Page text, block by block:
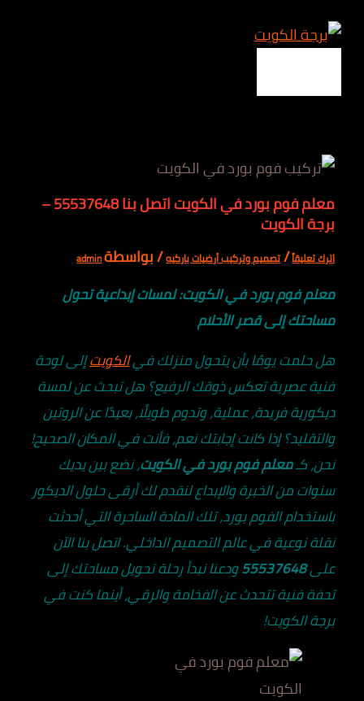
إلى
معلم فوم بورد في الكويت اتصل بنا 55537648 –
برجة الكويت
اترك تعليقاً/تصميم وتركيب أرضيات باركيه/ بواسطةadmin
معلم فوم بورد في الكويت: لمسات إبداعية تحول
مساحتك إلى قصر الأحلام
هل حلمت يومًا بأن يتحول منزلك فيالكويتإلى لوحة
فنية عصرية تعكس ذوقك الرفيع؟ هل تبحث عن لمسة
ديكورية فريدة، عملية، وتدوم طويلًا، بعيدًا عن الروتين
والتقليد؟ إذا كانت إجابتك نعم، فأنت في المكان الصحيح!
نحن، كـمعلم فوم بورد في الكويت، نضع بين يديك
سنوات من الخبرة والإبداع لنقدم لك أرقى حلول الديكور
باستخدام الفوم بورد، تلك المادة الساحرة التي أحدثت
نقلة نوعية في عالم التصميم الداخلي. اتصل بنا الآن
على55537648ودعنا نبدأ رحلة تحويل مساحتك إلى
تحفة فنية تتحدث عن الفخامة والرقي، أينما كنت في
برجة الكويت!
هنا...